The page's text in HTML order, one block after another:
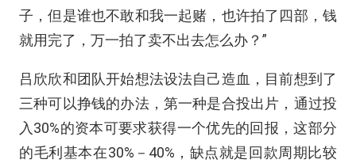
子，但是谁也不敢和我一起赌，也许拍了四部，钱
就用完了，万一拍了卖不出去怎么办？”
吕欣欣和团队开始想法设法自己造血，目前想到了
三种可以挣钱的办法，第一种是合投出片，通过投
入30%的资本可要求获得一个优先的回报，这部分
的毛利基本在30%－40%，缺点就是回款周期比较